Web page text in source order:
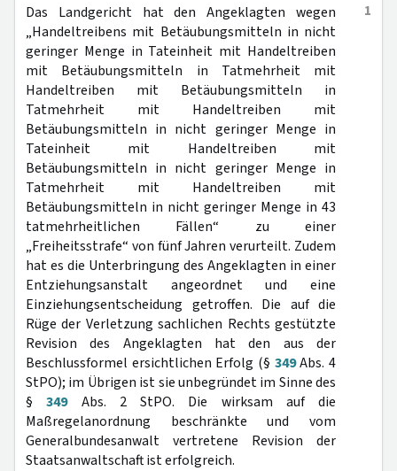
1
Das Landgericht hat den Angeklagten wegen
„Handeltreibens mit Betäubungsmitteln in nicht
geringer Menge in Tateinheit mit Handeltreiben
mit Betäubungsmitteln in Tatmehrheit mit
Handeltreiben mit Betäubungsmitteln in
Tatmehrheit mit Handeltreiben mit
Betäubungsmitteln in nicht geringer Menge in
Tateinheit mit Handeltreiben mit
Betäubungsmitteln in nicht geringer Menge in
Tatmehrheit mit Handeltreiben mit
Betäubungsmitteln in nicht geringer Menge in 43
tatmehrheitlichen Fällen“ zu einer
„Freiheitsstrafe“ von fünf Jahren verurteilt. Zudem
hat es die Unterbringung des Angeklagten in einer
Entziehungsanstalt angeordnet und eine
Einziehungsentscheidung getroffen. Die auf die
Rüge der Verletzung sachlichen Rechts gestützte
Revision des Angeklagten hat den aus der
Beschlussformel ersichtlichen Erfolg (§ 349Abs. 4
StPO); im Übrigen ist sie unbegründet im Sinne des
§349Abs. 2 StPO. Die wirksam auf die
Maßregelanordnung beschränkte und vom
Generalbundesanwalt vertretene Revision der
Staatsanwaltschaft ist erfolgreich.